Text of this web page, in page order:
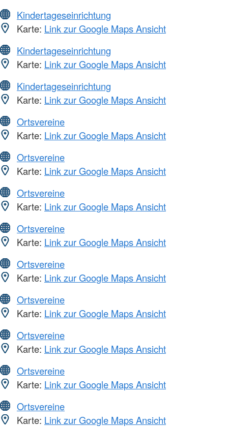
Kindertageseinrichtung
Karte: Link zur Google Maps Ansicht
Kindertageseinrichtung
Karte: Link zur Google Maps Ansicht
Kindertageseinrichtung
Karte: Link zur Google Maps Ansicht
Ortsvereine
Karte: Link zur Google Maps Ansicht
Ortsvereine
Karte: Link zur Google Maps Ansicht
Ortsvereine
Karte: Link zur Google Maps Ansicht
Ortsvereine
Karte: Link zur Google Maps Ansicht
Ortsvereine
Karte: Link zur Google Maps Ansicht
Ortsvereine
Karte: Link zur Google Maps Ansicht
Ortsvereine
Karte: Link zur Google Maps Ansicht
Ortsvereine
Karte: Link zur Google Maps Ansicht
Ortsvereine
Karte: Link zur Google Maps Ansicht